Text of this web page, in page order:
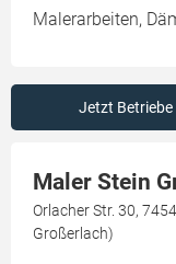
Malerarbeiten,
Jetzt Betriebe
Maler Stein
Orlacher Str. 30,
Großerlach)